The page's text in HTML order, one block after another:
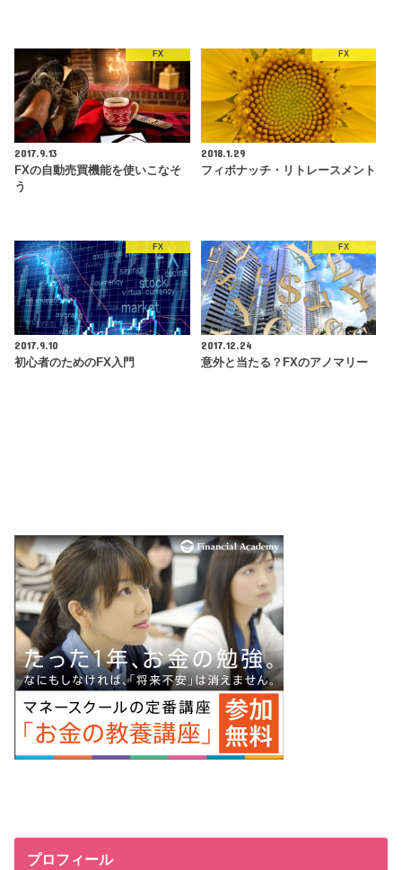
FX
2017.9.13
FXの自動売買機能を使いこなそ
う
FX
2018.1.29
フィボナッチ・リトレースメント
FX
2017.9.10
初心者のためのFX入門
FX
2017.12.24
意外と当たる？FXのアノマリー
プロフィール